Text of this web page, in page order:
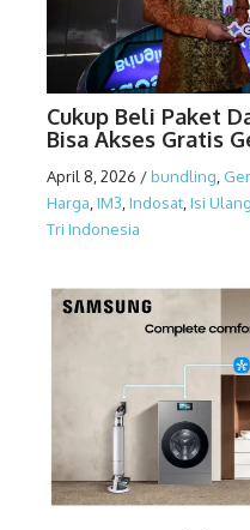
Cukup Beli Paket
Bisa Akses Gratis
April 8, 2026 /bundling,
Harga,IM3,Indosat,Isi Ulang
Tri Indonesia